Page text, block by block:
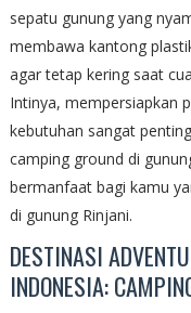
sepatu gunung yang
membawa kantong
agar tetap kering saat
Intinya, mempersiapkan
kebutuhan sangat
camping ground di
bermanfaat bagi kamu
di gunung Rinjani.
DESTINASI
INDONESIA: